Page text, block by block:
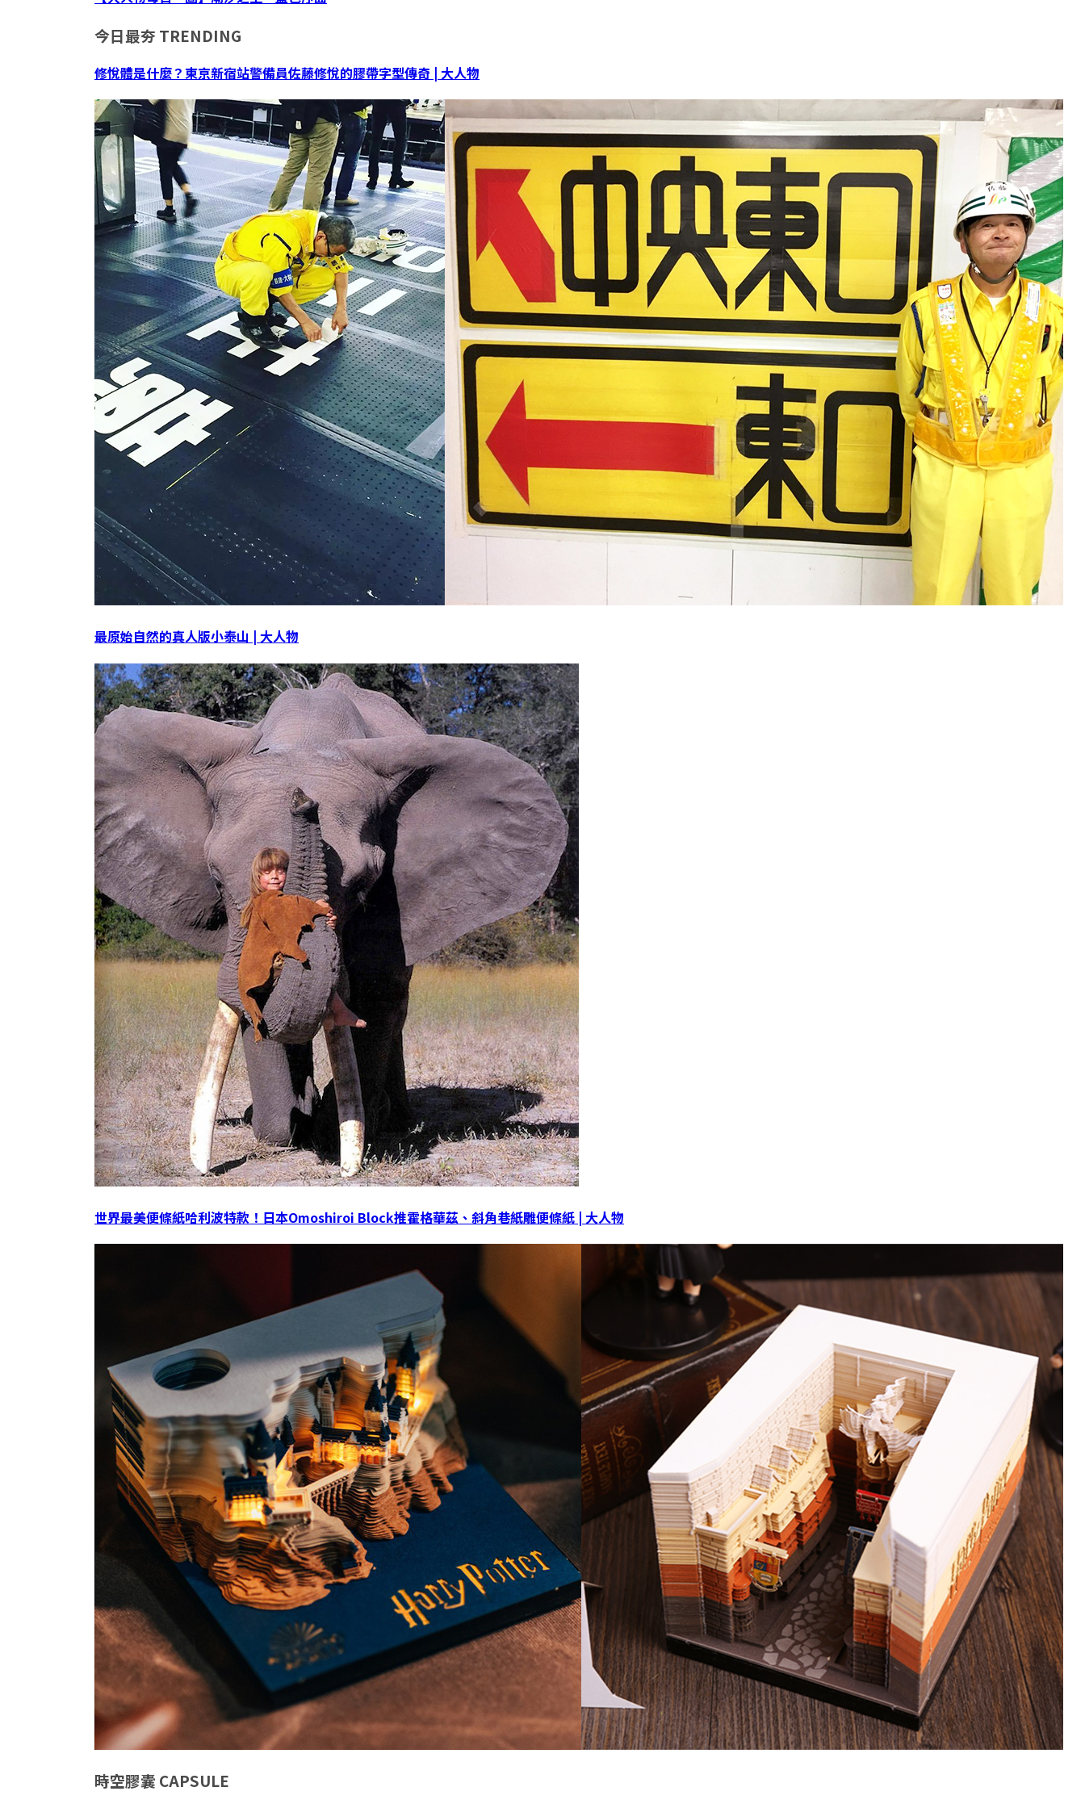
今日最夯 TRENDING
修悅體是什麼？東京新宿站警備員佐藤修悅的膠帶字型傳奇 | 大人物
最原始自然的真人版小泰山 | 大人物
世界最美便條紙哈利波特款！日本Omoshiroi Block推霍格華茲、斜角巷紙雕便條紙 | 大人物
時空膠囊 CAPSULE